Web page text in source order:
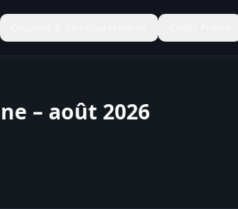
– août 2026